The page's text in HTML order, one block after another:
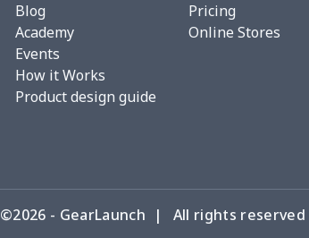
Blog
Academy
Events
How it Works
Product design guide
Pricing
Online Stores
©2026 - GearLaunch | All rights reserved